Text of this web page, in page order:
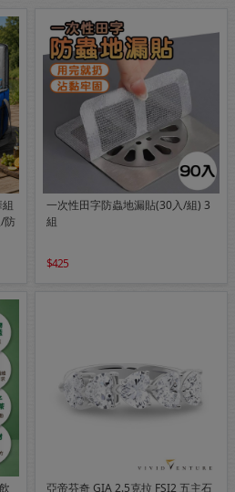
防
一次性田字防蟲地漏貼(30入/組) 3
組
425
亞帝芬奇 GIA 2.5克拉 FSI2 五主石